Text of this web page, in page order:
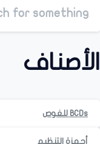
الأصناف
BCDs للغوص
أجهزة التنظيم